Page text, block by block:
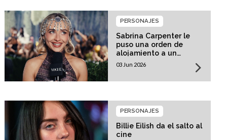
Sabrina Carpenter le
puso una orden de
alojamiento a un
acosador!
PERSONAJES
03 Jun 2026
Billie Eilish da el salto al
cine
PERSONAJES